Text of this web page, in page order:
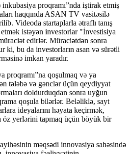
proqramı”nda iştirak etmiş
haqqında ASAN TV vasitəsilə
Videoda startaplarla ətraflı tanış
istəyən investorlar "İnvestisiya
edirlər. Müraciətdən sonra
ki, bu da investorların asan və sürətli
imkan yaradır.
proqramı”na qoşulmaq və ya
tələbə və gənclər üçün qeydiyyat
doldurduqdan sonra uyğun
qoşula bilərlər. Beləliklə, sayt
ideyalarını həyata keçirmək,
öz yerlərini tapmaq üçün böyük bir
məqsədi innovasiya sahəsində